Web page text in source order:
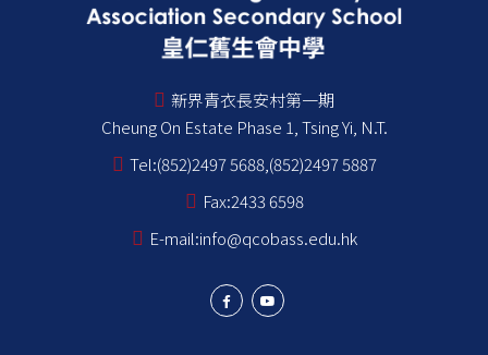
新界青衣長安村第一期
Cheung On Estate Phase 1, Tsing Yi, N.T.
Tel:(852)2497 5688,(852)2497 5887
Fax:2433 6598
E-mail:info@qcobass.edu.hk